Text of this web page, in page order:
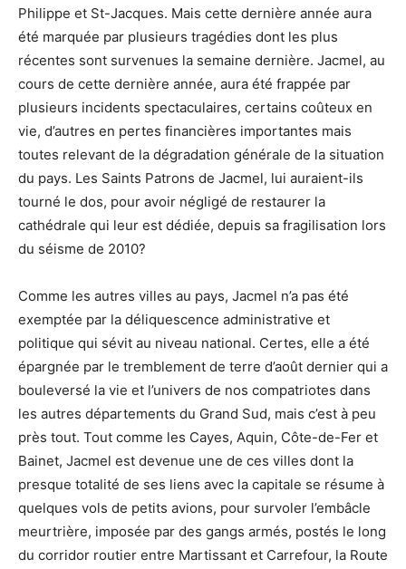
Philippe et St-Jacques. Mais cette dernière année aura
été marquée par plusieurs tragédies dont les plus
récentes sont survenues la semaine dernière. Jacmel, au
cours de cette dernière année, aura été frappée par
plusieurs incidents spectaculaires, certains coûteux en
vie, d’autres en pertes financières importantes mais
toutes relevant de la dégradation générale de la situation
du pays. Les Saints Patrons de Jacmel, lui auraient-ils
tourné le dos, pour avoir négligé de restaurer la
cathédrale qui leur est dédiée, depuis sa fragilisation lors
du séisme de 2010?
Comme les autres villes au pays, Jacmel n’a pas été
exemptée par la déliquescence administrative et
politique qui sévit au niveau national. Certes, elle a été
épargnée par le tremblement de terre d’août dernier qui a
bouleversé la vie et l’univers de nos compatriotes dans
les autres départements du Grand Sud, mais c’est à peu
près tout. Tout comme les Cayes, Aquin, Côte-de-Fer et
Bainet, Jacmel est devenue une de ces villes dont la
presque totalité de ses liens avec la capitale se résume à
quelques vols de petits avions, pour survoler l’embâcle
meurtrière, imposée par des gangs armés, postés le long
du corridor routier entre Martissant et Carrefour, la Route